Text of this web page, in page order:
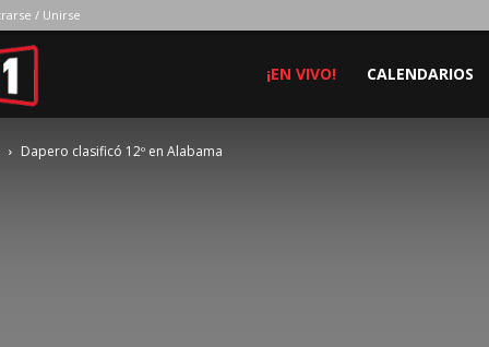
/ Unirse
Position
¡EN VIVO! CALENDARIOS
Dapero clasificó 12º en Alabama